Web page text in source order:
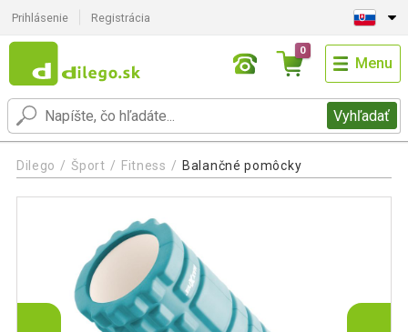
Prihlásenie Registrácia
Vyhľadať
0
Menu
Dilego Šport Fitness Balančné pomôcky